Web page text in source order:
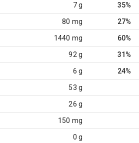
7 g 35%
80 mg 27%
1440 mg 60%
92 g 31%
6 g 24%
53 g
26 g
150 mg
0 g